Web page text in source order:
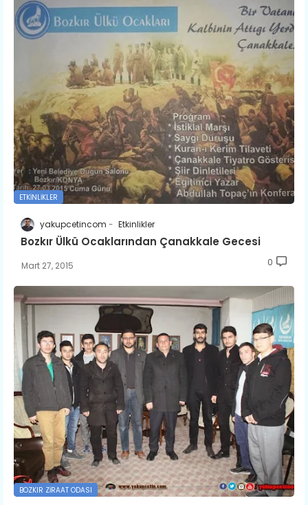
ETKINLIKLER
yakupcetincom Etkinlikler
Bozkır Ülkü Ocaklarından Çanakkale Gecesi
Mart 27, 2015 0
BOZKIR ZIRAAT ODASI